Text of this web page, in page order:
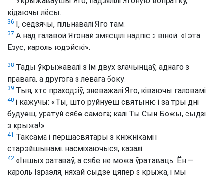
кідаючы лёсы.
36 І, седзячы, пільнавалі Яго там.
37 А над галавой Ягонай змясцілі надпіс з віной: «Гэта
Езус, кароль юдэйскі».
38 Тады ўкрыжавалі з ім двух злачынцаў, аднаго з
правага, а другога з левага боку.
39 Тыя, хто праходзіў, зневажалі Яго, ківаючы галовамі
40 і кажучы: «Ты, што руйнуеш святыню і за тры дні
будуеш, уратуй сябе самога; калі Ты Сын Божы, сыдзі
з крыжа!»
41 Таксама і першасвятары з кніжнікамі і
старэйшынамі, насміхаючыся, казалі:
42 «Іншых ратаваў, а сябе не можа ўратаваць. Ён —
кароль Ізраэля, няхай сыдзе цяпер з крыжа, і мы